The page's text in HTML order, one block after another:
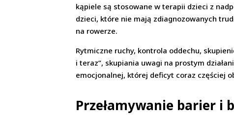
kąpiele są stosowane w terapii dzieci z
dzieci, które nie mają zdiagnozowanych
na rowerze.
Rytmiczne ruchy, kontrola oddechu,
i teraz”, skupiania uwagi na prostym
emocjonalnej, której deficyt coraz częściej
Przełamywanie barier i